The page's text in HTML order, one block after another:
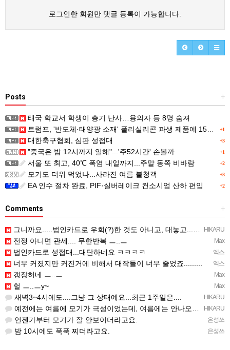
로그인한 회원만 댓글 등록이 가능합니다.
+
Posts
태국 학교서 학생이 총기 난사…용의자 등 8명 숨져
+1
트럼프, '반도체·태양광 소재' 폴리실리콘 파생 제품에 15% 관세...한국 기업도 영향
+3
대한축구협회, 심판 성접대
+1
"중국은 밤 12시까지 일해"...'주52시간' 손볼까
+2
서울 또 최고, 40℃ 폭염 내일까지...주말 동쪽 비바람
+3
모기도 더위 먹었나...사라진 여름 불청객
+2
EA 인수 절차 완료, PIF·실버레이크 컨소시엄 산하 편입
+
Comments
HIKARU
그니까요.....법인카드로 우회(?)한 것도 아니고, 대놓고...ㅋ ㅋ)
Max
전쟁 아니면 관세.... 무한반복 ㅡ..ㅡ
엑스
법인카드로 성접대...대단하네요 ㅋㅋㅋㅋ
엑스
너무 커졌지만 커진거에 비해서 대작들이 너무 줄었죠.........
Max
갱장허네 ㅡ..ㅡ
Max
헐 ㅡ..ㅡy~
HIKARU
새벽3~4시에도....그냥 그 상태예요...최근 1주일은....
HIKARU
예전에는 여름에 모기가 극성이었는데, 여름에는 안나오는 것 같은.....ㅎ ㅎ)
은성쓰
언젠가부터 모기가 잘 안보이더라고요.
은성쓰
밤 10시에도 푹푹 찌더라고요.